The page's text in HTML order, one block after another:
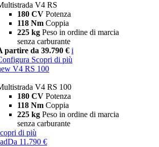
V4 RS
180 CV Potenza
118 Nm Coppia
225 kg Peso in ordine di marcia
senza carburante
partire da 39.790 € i
Scopri di più
V4 RS 100
V4 RS 100
180 CV Potenza
118 Nm Coppia
225 kg Peso in ordine di marcia
senza carburante
di più
Da 11.790 €